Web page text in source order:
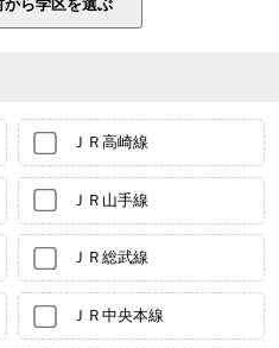
ＪＲ高崎線
ＪＲ山手線
ＪＲ総武線
ＪＲ中央本線